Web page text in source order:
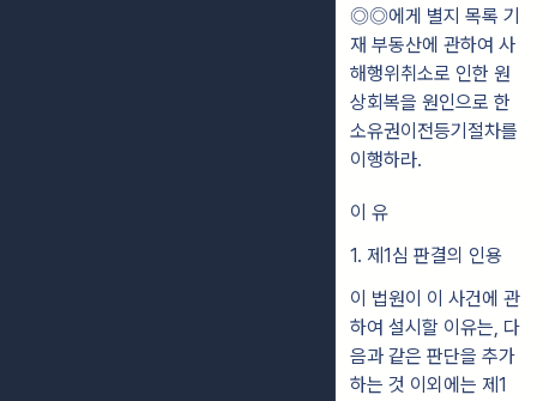
◎◎에게 별지 목록 기
재 부동산에 관하여 사
해행위취소로 인한 원
상회복을 원인으로 한
소유권이전등기절차를
이행하라.
이 유
1. 제1심 판결의 인용
이 법원이 이 사건에 관
하여 설시할 이유는, 다
음과 같은 판단을 추가
하는 것 이외에는 제1